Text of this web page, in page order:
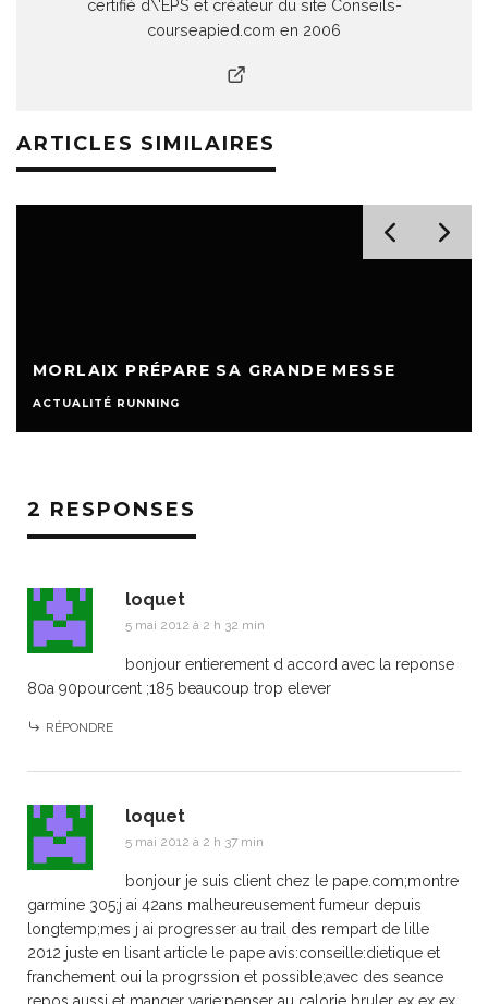
certifié d\'EPS et créateur du site Conseils-
courseapied.com en 2006
ARTICLES SIMILAIRES
MORLAIX PRÉPARE SA GRANDE MESSE
ACTUALITÉ RUNNING
2 RESPONSES
loquet
5 mai 2012 à 2 h 32 min
bonjour entierement d accord avec la reponse
80a 90pourcent ;185 beaucoup trop elever
RÉPONDRE
loquet
5 mai 2012 à 2 h 37 min
bonjour je suis client chez le pape.com;montre
garmine 305;j ai 42ans malheureusement fumeur depuis
longtemp;mes j ai progresser au trail des rempart de lille
2012 juste en lisant article le pape avis:conseille:dietique et
franchement oui la progrssion et possible;avec des seance